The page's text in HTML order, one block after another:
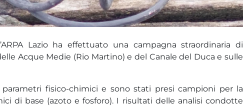
Lazio ha effettuato una campagna straordinaria di
Acque Medie (Rio Martino) e del Canale del Duca e sulle
fisico-chimici e sono stati presi campioni per la
di base (azoto e fosforo). I risultati delle analisi condotte